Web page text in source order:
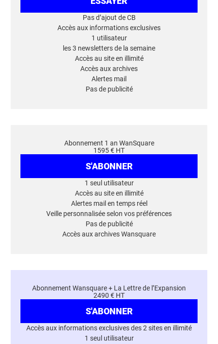
Pas d’ajout de CB
Accès aux informations exclusives
1 utilisateur
les 3 newsletters de la semaine
Accès au site en illimité
Accès aux archives
Alertes mail
Pas de publicité
Abonnement 1 an WanSquare
1595 € HT
S'ABONNER
1 seul utilisateur
Accès au site en illimité
Alertes mail en temps réel
Veille personnalisée selon vos préférences
Pas de publicité
Accès aux archives Wansquare
Abonnement Wansquare + La Lettre de l’Expansion
2490 € HT
S'ABONNER
Accès aux informations exclusives des 2 sites en illimité
1 seul utilisateur